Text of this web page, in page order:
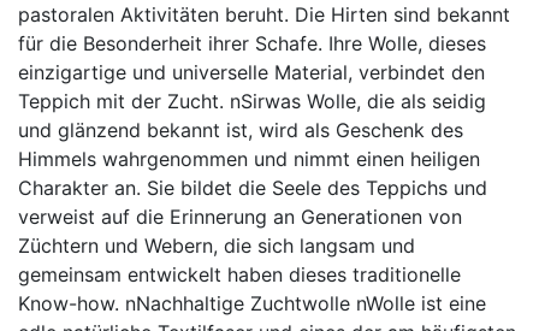
pastoralen Aktivitäten beruht. Die Hirten sind bekannt
für die Besonderheit ihrer Schafe. Ihre Wolle, dieses
einzigartige und universelle Material, verbindet den
Teppich mit der Zucht. nSirwas Wolle, die als seidig
und glänzend bekannt ist, wird als Geschenk des
Himmels wahrgenommen und nimmt einen heiligen
Charakter an. Sie bildet die Seele des Teppichs und
verweist auf die Erinnerung an Generationen von
Züchtern und Webern, die sich langsam und
gemeinsam entwickelt haben dieses traditionelle
Know-how. nNachhaltige Zuchtwolle nWolle ist eine